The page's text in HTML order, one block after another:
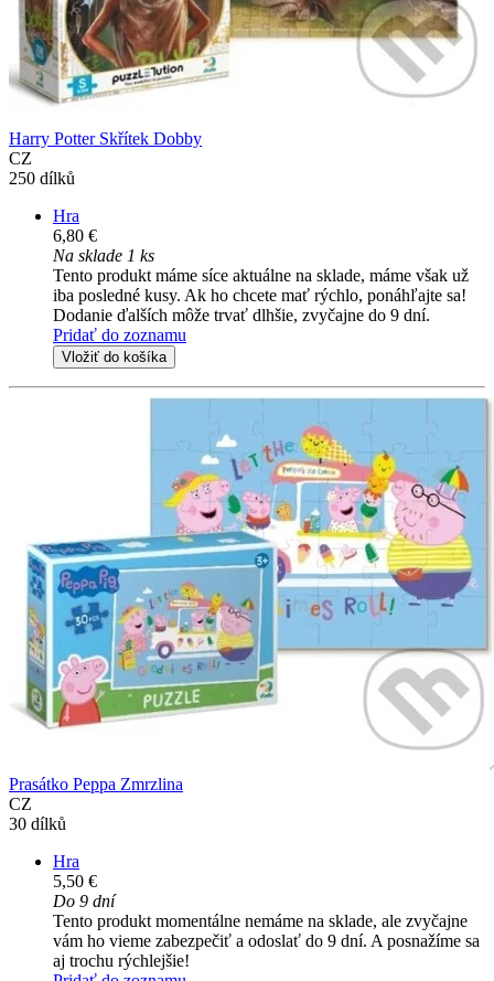
Harry Potter Skřítek Dobby
CZ
250 dílků
Hra
6,80 €
Na sklade 1 ks
Tento produkt máme síce aktuálne na sklade, máme však už
iba posledné kusy. Ak ho chcete mať rýchlo, ponáhľajte sa!
Dodanie ďalších môže trvať dlhšie, zvyčajne do 9 dní.
Pridať do zoznamu
Vložiť do košíka
Prasátko Peppa Zmrzlina
CZ
30 dílků
Hra
5,50 €
Do 9 dní
Tento produkt momentálne nemáme na sklade, ale zvyčajne
vám ho vieme zabezpečiť a odoslať do 9 dní. A posnažíme sa
aj trochu rýchlejšie!